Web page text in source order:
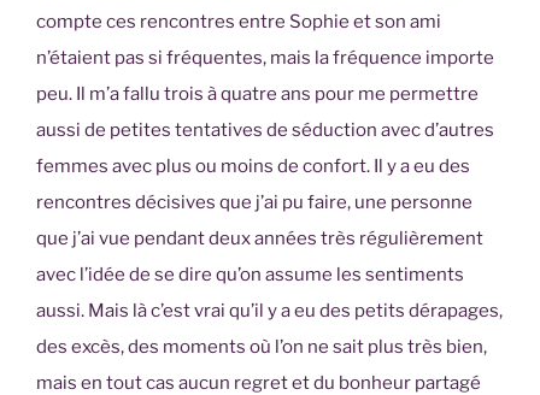
compte ces rencontres entre Sophie et son ami
n’étaient pas si fréquentes, mais la fréquence importe
peu. Il m’a fallu trois à quatre ans pour me permettre
aussi de petites tentatives de séduction avec d’autres
femmes avec plus ou moins de confort. Il y a eu des
rencontres décisives que j’ai pu faire, une personne
que j’ai vue pendant deux années très régulièrement
avec l’idée de se dire qu’on assume les sentiments
aussi. Mais là c’est vrai qu’il y a eu des petits dérapages,
des excès, des moments où l’on ne sait plus très bien,
mais en tout cas aucun regret et du bonheur partagé